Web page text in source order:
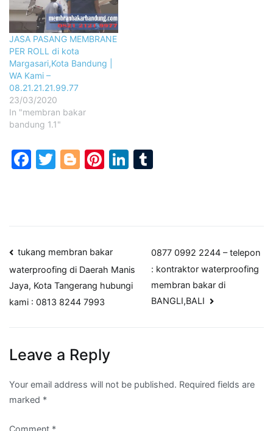
JASA PASANG MEMBRANE
PER ROLL di kota
Margasari,Kota Bandung |
WA Kami –
08.21.21.21.99.77
23/03/2020
In "membran bakar
bandung 1.1"
Facebook
Twitter
Blogger
Pinterest
LinkedIn
Post
navigation
tukang membran bakar
waterproofing di Daerah Manis
Jaya, Kota Tangerang hubungi
kami : 0813 8244 7993
0877 0992 2244 – telepon
: kontraktor waterproofing
membran bakar di
BANGLI,BALI
Leave a Reply
Your email address will not be published. Required fields are
marked *